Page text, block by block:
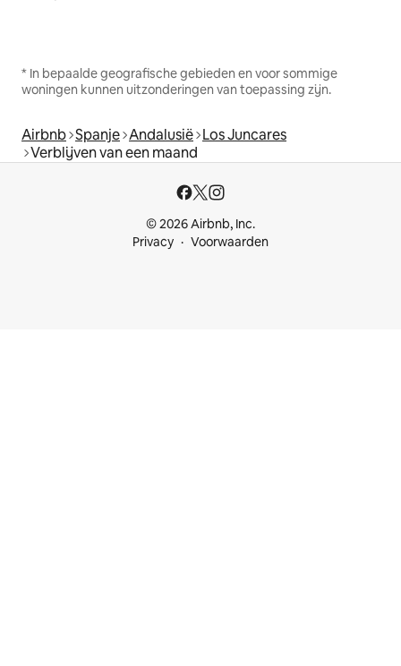
* In bepaalde geografische gebieden en voor sommige
woningen kunnen uitzonderingen van toepassing zijn.
Airbnb Spanje Andalusië Los Juncares
Verblijven van een maand
© 2026 Airbnb, Inc.
Privacy
Voorwaarden